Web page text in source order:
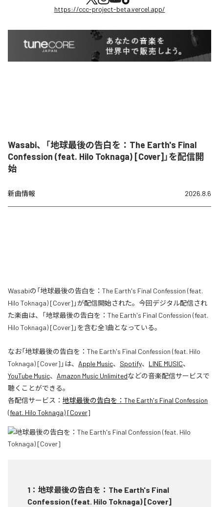
https://ccc-project-beta.vercel.app/
Wasabi、「地球最後の告白を：The Earth's Final
Confession (feat. Hilo Toknaga) [Cover]」を配信開
始
新曲情報 2026.8.6
Wasabiの「地球最後の告白を：The Earth's Final Confession (feat.
Hilo Toknaga) [Cover]」が配信開始された。今回デジタル配信され
た楽曲は、「地球最後の告白を：The Earth's Final Confession (feat.
Hilo Toknaga) [Cover]」を含む全1曲となっている。
なお「地球最後の告白を：The Earth's Final Confession (feat. Hilo
Toknaga) [Cover] 」は、 Apple Music、 Spotify、 LINE MUSIC、
YouTube Music、 Amazon Music Unlimitedなどの音楽配信サービスで
聴くことができる。
各配信サービス： 地球最後の告白を：The Earth's Final Confession
(feat. Hilo Toknaga) [Cover]
1 ： 地球最後の告白を：The Earth's Final
Confession (feat. Hilo Toknaga) [Cover]